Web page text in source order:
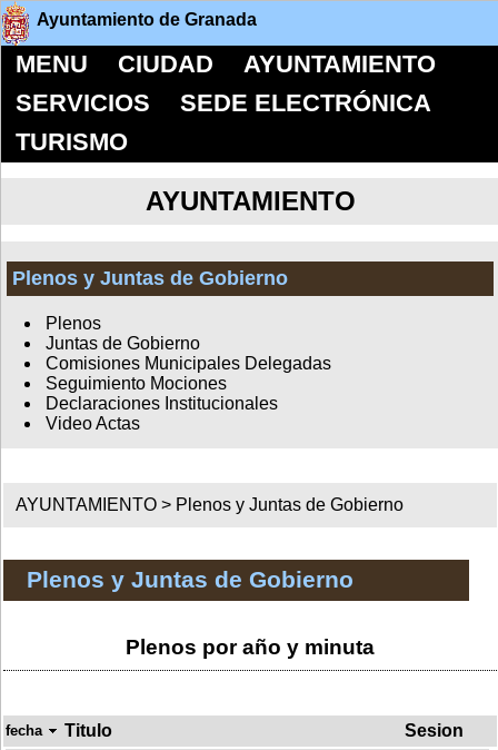
Ayuntamiento de Granada
MENU CIUDAD
AYUNTAMIENTO
SERVICIOS
SEDE ELECTRÓNICA
TURISMO
AYUNTAMIENTO
Plenos y Juntas de Gobierno
Plenos
Juntas de Gobierno
Comisiones Municipales Delegadas
Seguimiento Mociones
Declaraciones Institucionales
Video Actas
AYUNTAMIENTO > Plenos y Juntas de Gobierno
Plenos y Juntas de Gobierno
Plenos por año y minuta
fecha Titulo
Sesion